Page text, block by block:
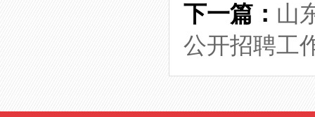
下一篇： 山
公开招聘工